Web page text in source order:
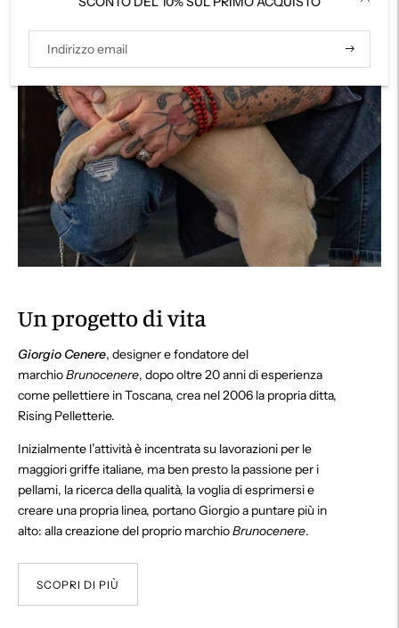
Iscriviti
Un progetto di vita
Giorgio Cenere, designer e fondatore del
marchioBrunocenere, dopo oltre 20 anni di esperienza
come pellettiere in Toscana, crea nel 2006 la propria ditta,
Rising Pelletterie.
Inizialmente l’attività è incentrata su lavorazioni per le
maggiori griffe italiane, ma ben presto la passione per i
pellami, la ricerca della qualità, la voglia di esprimersi e
creare una propria linea, portano Giorgio a puntare più in
alto: alla creazione del proprio marchioBrunocenere.
SCOPRI DI PIÙ